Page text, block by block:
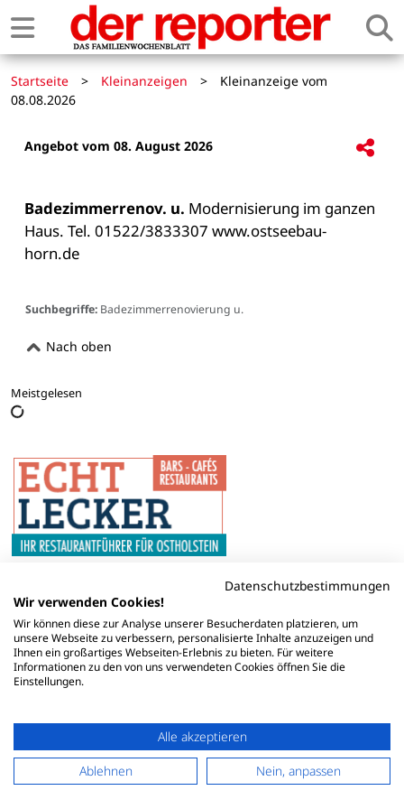
Startseite > Kleinanzeigen >
Kleinanzeige vom
08.08.2026
Angebot vom 08. August 2026
Badezimmerrenov. u. Modernisierung im ganzen
Haus. Tel. 01522/3833307 www.ostseebau-
horn.de
Suchbegriffe: Badezimmerrenovierung u.
Nach oben
Meistgelesen
Datenschutzbestimmungen
Wir verwenden Cookies!
Wir können diese zur Analyse unserer Besucherdaten platzieren, um
unsere Webseite zu verbessern, personalisierte Inhalte anzuzeigen und
Ihnen ein großartiges Webseiten-Erlebnis zu bieten. Für weitere
Informationen zu den von uns verwendeten Cookies öffnen Sie die
Einstellungen.
Alle akzeptieren
Ablehnen
Nein, anpassen